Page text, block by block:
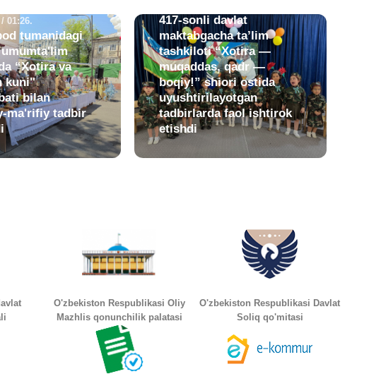
01:26.
tumanidagi
“Xotira va
kuni"
bilan
ma'rifiy tadbir
417-sonli davlat
maktabgacha ta’lim
tashkiloti “Xotira —
muqaddas, qadr —
boqiy!” shiori ostida
uyushtirilayotgan
tadbirlarda faol ishtirok
etishdi
O'zbekiston Respublikasi Oliy
Mazhlis qonunchilik palatasi
O'zbekiston Respublikasi Davlat
Soliq qo'mitasi